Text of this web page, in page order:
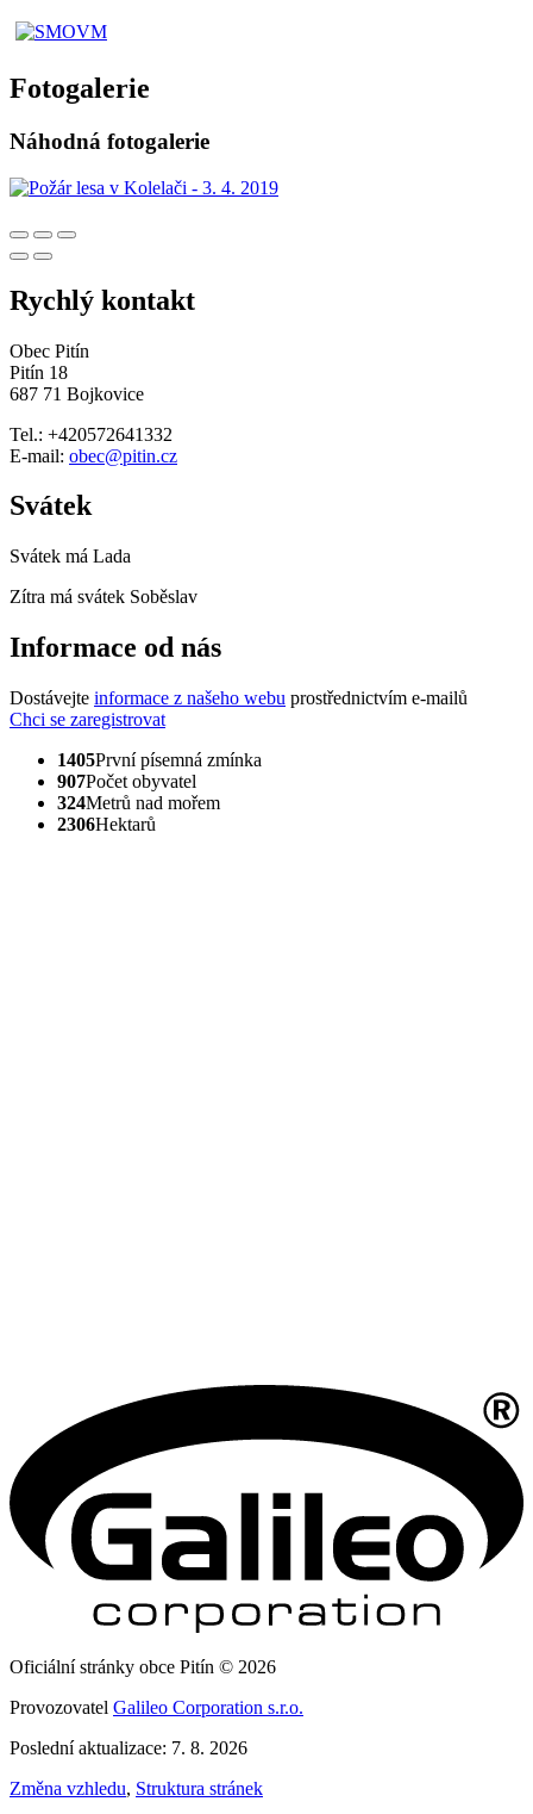
Fotogalerie
Náhodná fotogalerie
Rychlý kontakt
Obec Pitín
Pitín 18
687 71 Bojkovice
Tel.: +420572641332
E-mail: obec@pitin.cz
Svátek
Svátek má Lada
Zítra má svátek Soběslav
Informace od nás
Dostávejte informace z našeho webu prostřednictvím e-mailů
Chci se zaregistrovat
1405První písemná zmínka
907Počet obyvatel
324Metrů nad mořem
2306Hektarů
Oficiální stránky obce Pitín © 2026
Provozovatel Galileo Corporation s.r.o.
Poslední aktualizace: 7. 8. 2026
Změna vzhledu, Struktura stránek